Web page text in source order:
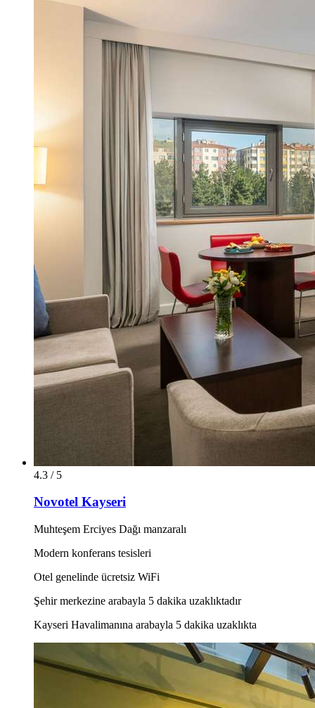
4.3 / 5
Novotel Kayseri
Muhteşem Erciyes Dağı manzaralı
Modern konferans tesisleri
Otel genelinde ücretsiz WiFi
Şehir merkezine arabayla 5 dakika uzaklıktadır
Kayseri Havalimanına arabayla 5 dakika uzaklıkta